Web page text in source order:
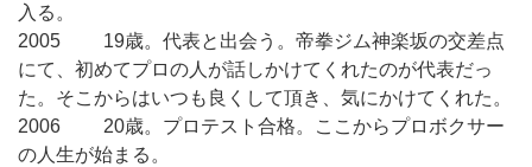
入る。
2005 19歳。代表と出会う。帝拳ジム神楽坂の交差点
にて、初めてプロの人が話しかけてくれたのが代表だっ
た。そこからはいつも良くして頂き、気にかけてくれた。
2006 20歳。プロテスト合格。ここからプロボクサー
の人生が始まる。